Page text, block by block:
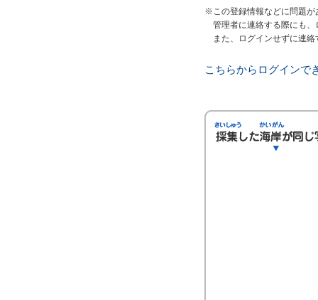
※この登録情報などに問題が
管理者に連絡する際にも、
また、ログインせずに連絡
こちらからログインで